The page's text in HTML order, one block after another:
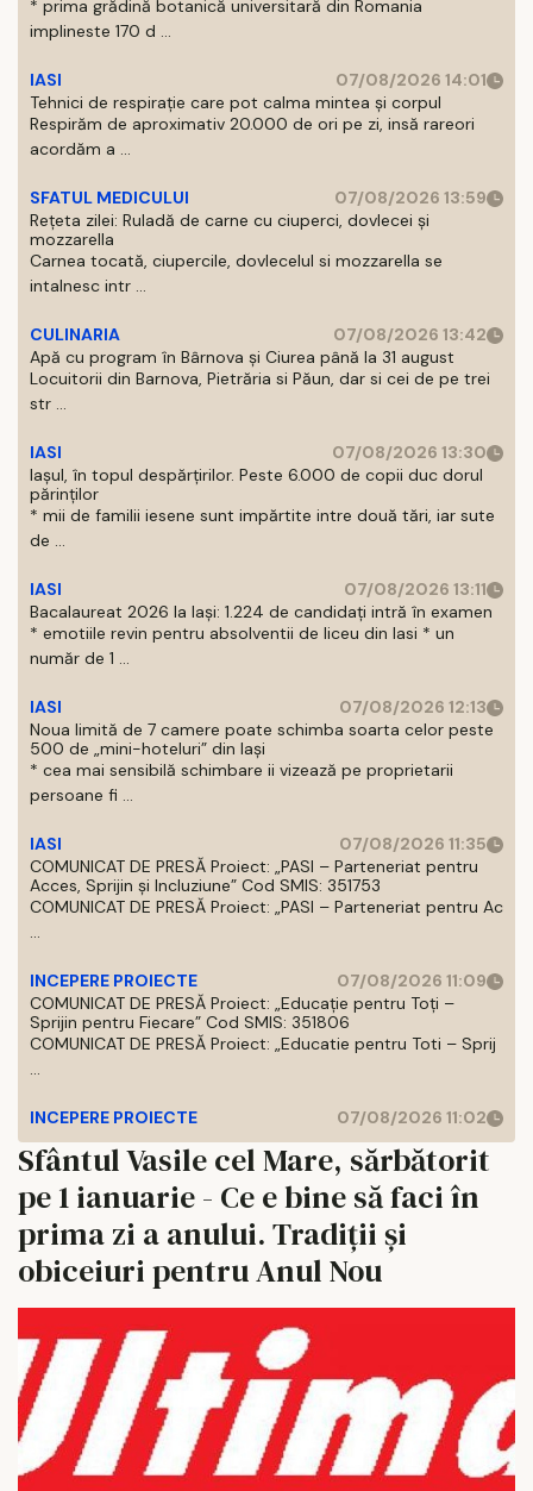
* prima grădină botanică universitară din Romania
implineste 170 d ...
IASI
07/08/2026 14:01
Tehnici de respirație care pot calma mintea și corpul
Respirăm de aproximativ 20.000 de ori pe zi, insă rareori
acordăm a ...
SFATUL MEDICULUI
07/08/2026 13:59
Rețeta zilei: Ruladă de carne cu ciuperci, dovlecei și
mozzarella
Carnea tocată, ciupercile, dovlecelul si mozzarella se
intalnesc intr ...
CULINARIA
07/08/2026 13:42
Apă cu program în Bârnova și Ciurea până la 31 august
Locuitorii din Barnova, Pietrăria si Păun, dar si cei de pe trei
str ...
IASI
07/08/2026 13:30
Iașul, în topul despărțirilor. Peste 6.000 de copii duc dorul
părinților
* mii de familii iesene sunt impărtite intre două tări, iar sute
de ...
IASI
07/08/2026 13:11
Bacalaureat 2026 la Iași: 1.224 de candidați intră în examen
* emotiile revin pentru absolventii de liceu din Iasi * un
număr de 1 ...
IASI
07/08/2026 12:13
Noua limită de 7 camere poate schimba soarta celor peste
500 de „mini-hoteluri” din Iași
* cea mai sensibilă schimbare ii vizează pe proprietarii
persoane fi ...
IASI
07/08/2026 11:35
COMUNICAT DE PRESĂ Proiect: „PASI – Parteneriat pentru
Acces, Sprijin și Incluziune” Cod SMIS: 351753
COMUNICAT DE PRESĂ Proiect: „PASI – Parteneriat pentru Ac
...
INCEPERE PROIECTE
07/08/2026 11:09
COMUNICAT DE PRESĂ Proiect: „Educație pentru Toți –
Sprijin pentru Fiecare” Cod SMIS: 351806
COMUNICAT DE PRESĂ Proiect: „Educatie pentru Toti – Sprij
...
INCEPERE PROIECTE 07/08/2026 11:02
Sfântul Vasile cel Mare, sărbătorit
pe 1 ianuarie - Ce e bine să faci în
prima zi a anului. Tradiții și
obiceiuri pentru Anul Nou